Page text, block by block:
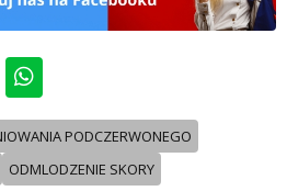
PODCZERWONEGO
ODMLODZENIE SKORY